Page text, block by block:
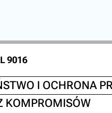
9016
I OCHRONA
KOMPROMISÓW